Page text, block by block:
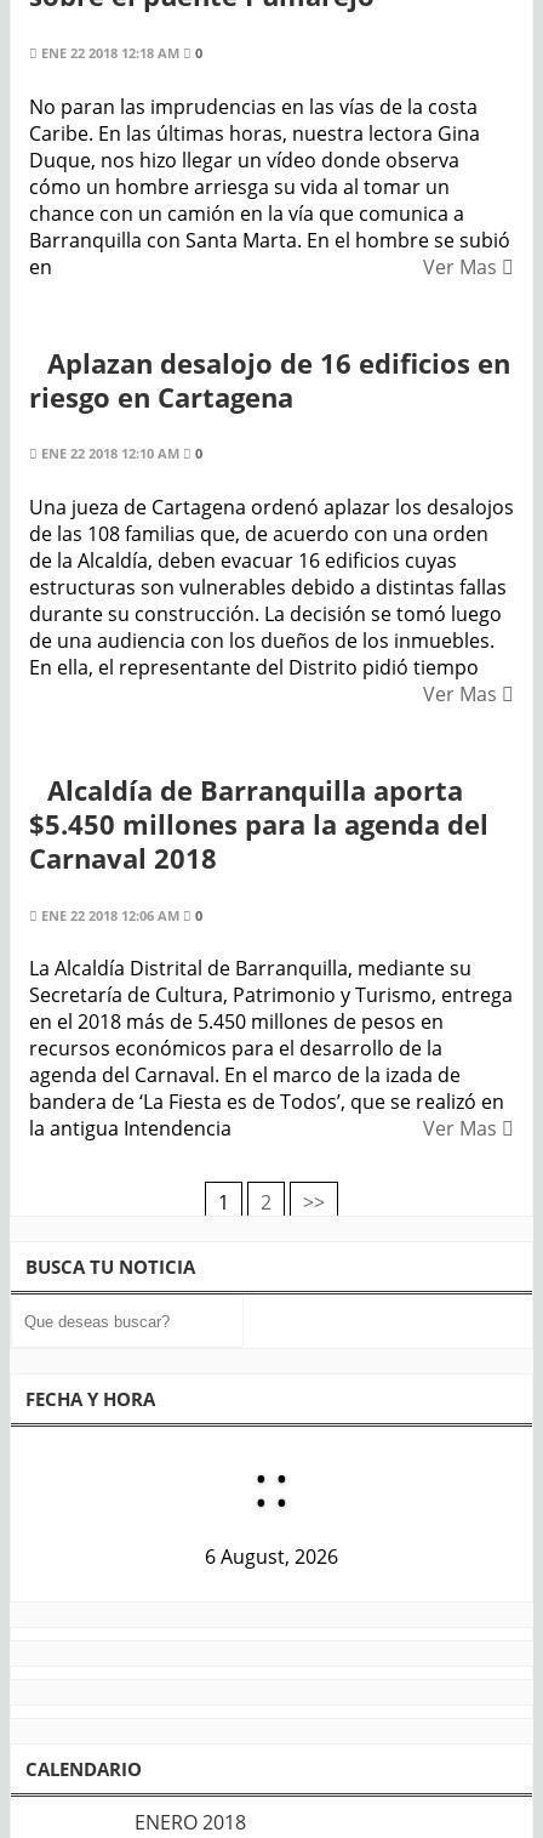
ENE 22 2018 12:18 AM 0
No paran las imprudencias en las vías de la costa
Caribe. En las últimas horas, nuestra lectora Gina
Duque, nos hizo llegar un vídeo donde observa
cómo un hombre arriesga su vida al tomar un
chance con un camión en la vía que comunica a
Barranquilla con Santa Marta. En el hombre se subió
en
Ver Mas
Aplazan desalojo de 16 edificios en
riesgo en Cartagena
ENE 22 2018 12:10 AM 0
Una jueza de Cartagena ordenó aplazar los desalojos
de las 108 familias que, de acuerdo con una orden
de la Alcaldía, deben evacuar 16 edificios cuyas
estructuras son vulnerables debido a distintas fallas
durante su construcción. La decisión se tomó luego
de una audiencia con los dueños de los inmuebles.
En ella, el representante del Distrito pidió tiempo
Ver Mas
Alcaldía de Barranquilla aporta
$5.450 millones para la agenda del
Carnaval 2018
ENE 22 2018 12:06 AM 0
La Alcaldía Distrital de Barranquilla, mediante su
Secretaría de Cultura, Patrimonio y Turismo, entrega
en el 2018 más de 5.450 millones de pesos en
recursos económicos para el desarrollo de la
agenda del Carnaval. En el marco de la izada de
bandera de ‘La Fiesta es de Todos’, que se realizó en
la antigua Intendencia
Ver Mas
de
entradas
1 2 >>
BUSCA TU NOTICIA
FECHA Y HORA
::
6 August, 2026
CALENDARIO
ENERO 2018